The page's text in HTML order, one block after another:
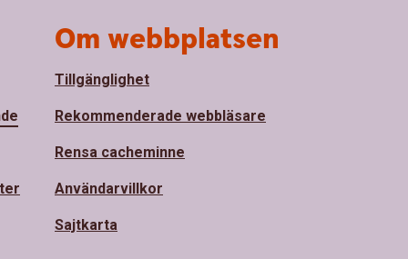
Om webbplatsen
Tillgänglighet
Rekommenderade webbläsare
Rensa cacheminne
Användarvillkor
Sajtkarta